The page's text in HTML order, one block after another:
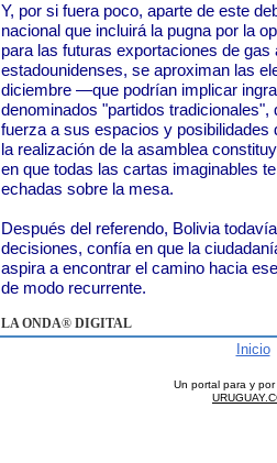
Y, por si fuera poco, aparte de este
nacional que incluirá la pugna por la
para las futuras exportaciones de
estadounidenses, se aproximan las
diciembre —que podrían implicar
denominados "partidos
fuerza a sus espacios y
la realización de la asamblea
en que todas las cartas imaginables
echadas sobre la mesa.
Después del referendo, Bolivia
decisiones, confía en que la
aspira a encontrar el camino hacia
de modo recurrente.
LA ONDA® DIGITAL
Inicio
Un portal para y